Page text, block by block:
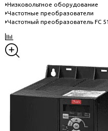
Низковольтное оборудование
Частотные преобразователи
Частотный преобразователь FC